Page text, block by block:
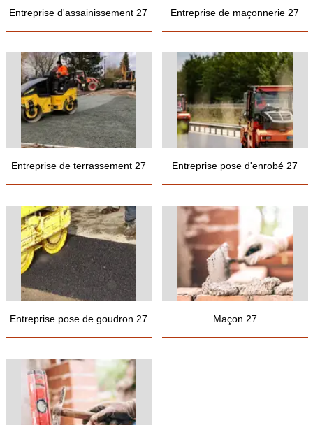
Entreprise d'assainissement 27 Entreprise de maçonnerie 27
Entreprise de terrassement 27 Entreprise pose d'enrobé 27
Entreprise pose de goudron 27 Maçon 27